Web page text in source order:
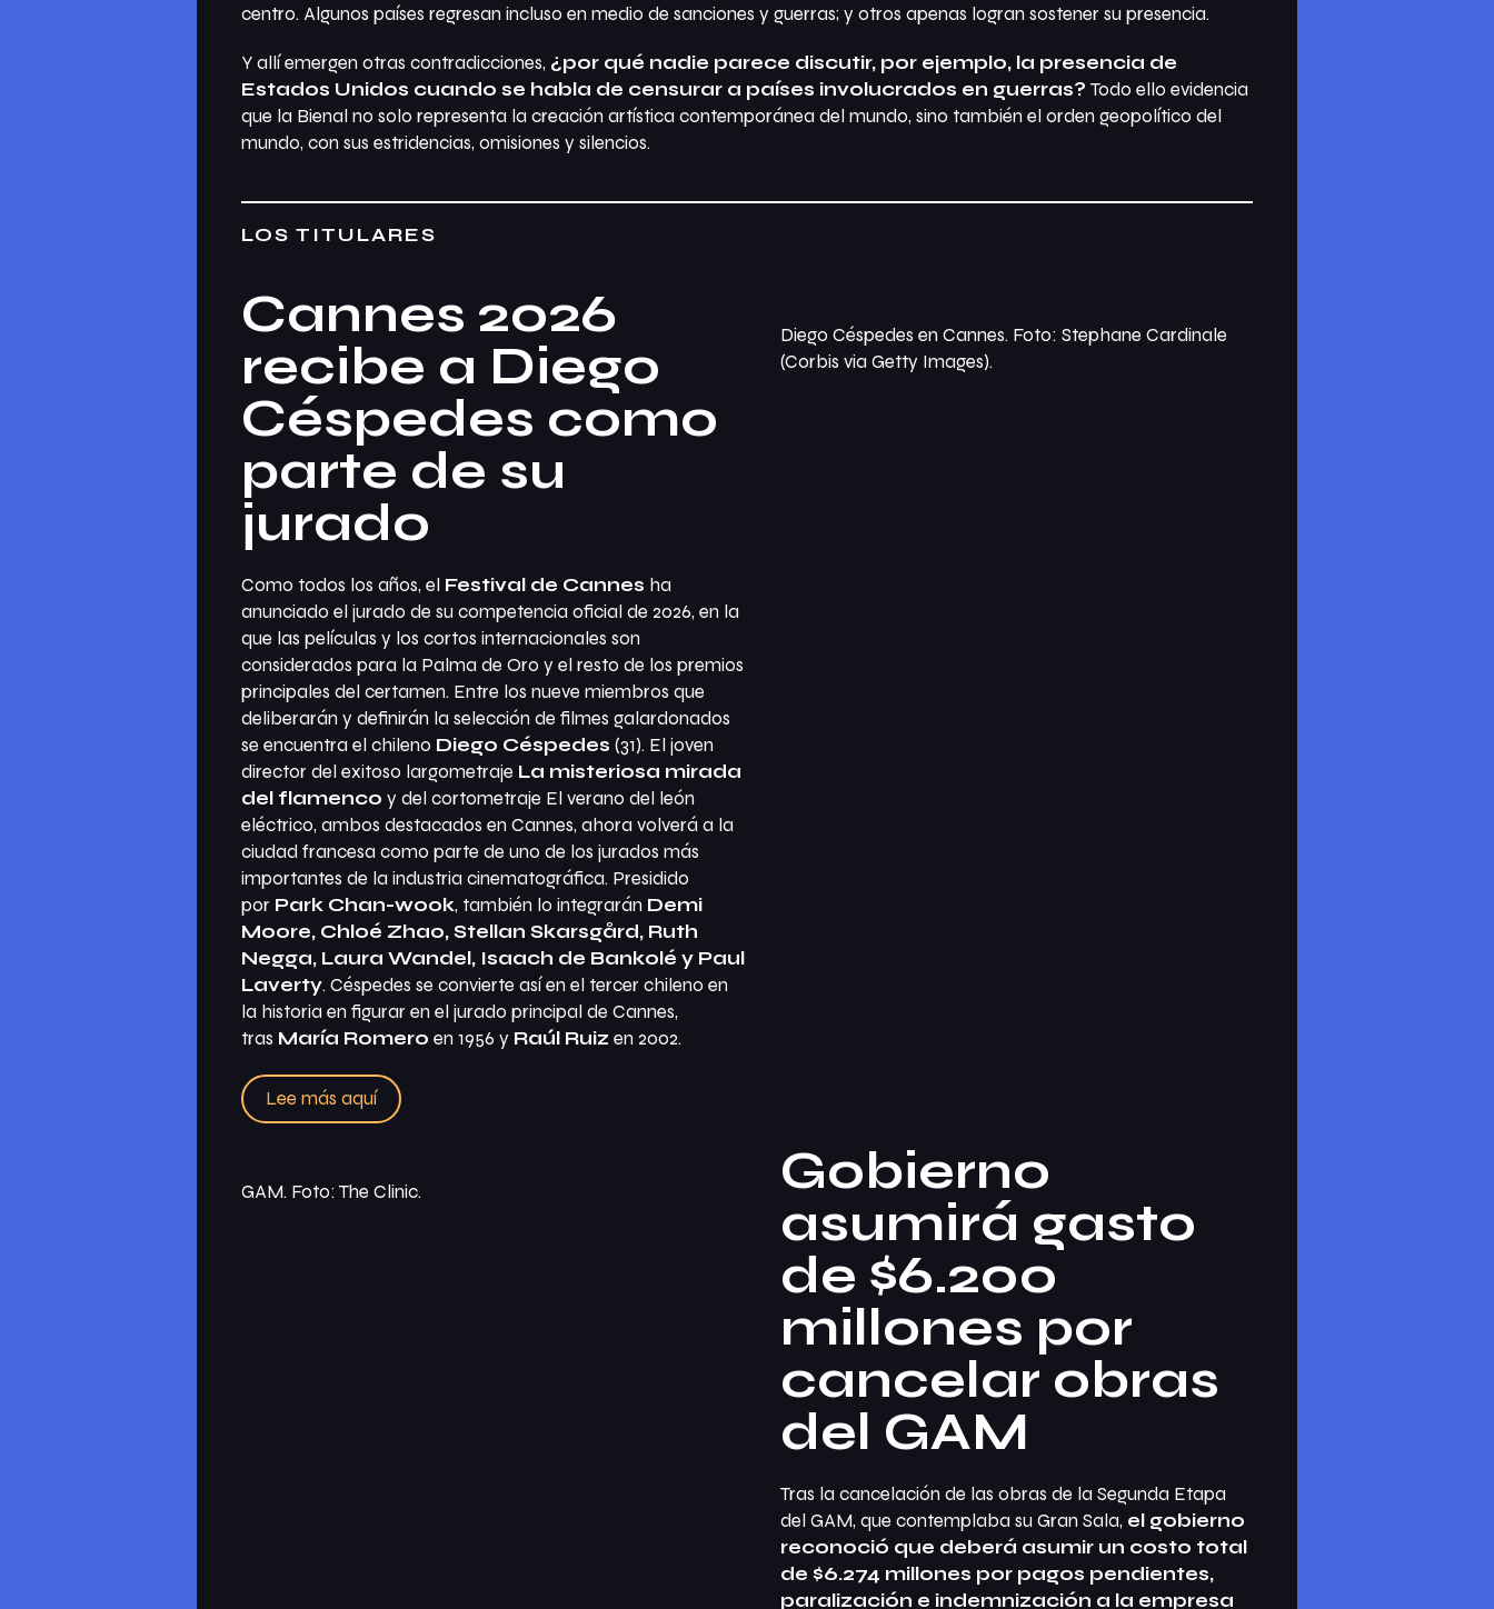
centro. Algunos países regresan incluso en medio de sanciones y guerras; y otros apenas logran sostener su presencia.
Y allí emergen otras contradicciones, ¿por qué nadie parece discutir, por ejemplo, la presencia de
Estados Unidos cuando se habla de censurar a países involucrados en guerras? Todo ello evidencia
que la Bienal no solo representa la creación artística contemporánea del mundo, sino también el orden geopolítico del
mundo, con sus estridencias, omisiones y silencios.
LOS TITULARES
Cannes 2026
recibe a Diego
Céspedes como
parte de su
jurado
Como todos los años, el Festival de Cannes ha
anunciado el jurado de su competencia oficial de 2026, en la
que las películas y los cortos internacionales son
considerados para la Palma de Oro y el resto de los premios
principales del certamen. Entre los nueve miembros que
deliberarán y definirán la selección de filmes galardonados
se encuentra el chileno Diego Céspedes (31). El joven
director del exitoso largometraje La misteriosa mirada
del flamenco y del cortometraje El verano del león
eléctrico, ambos destacados en Cannes, ahora volverá a la
ciudad francesa como parte de uno de los jurados más
importantes de la industria cinematográfica. Presidido
por Park Chan-wook, también lo integrarán Demi
Moore, Chloé Zhao, Stellan Skarsgård, Ruth
Negga, Laura Wandel, Isaach de Bankolé y Paul
Laverty. Céspedes se convierte así en el tercer chileno en
la historia en figurar en el jurado principal de Cannes,
tras María Romero en 1956 y Raúl Ruiz en 2002.
Lee más aquí
Diego Céspedes en Cannes. Foto: Stephane Cardinale
(Corbis via Getty Images).
GAM. Foto: The Clinic.
Gobierno
asumirá gasto
de $6.200
millones por
cancelar obras
del GAM
Tras la cancelación de las obras de la Segunda Etapa
del GAM, que contemplaba su Gran Sala, el gobierno
reconoció que deberá asumir un costo total
de $6.274 millones por pagos pendientes,
paralización e indemnización a la empresa